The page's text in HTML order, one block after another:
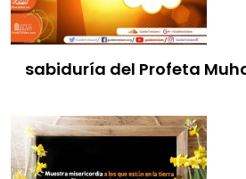
sabiduría del Profeta